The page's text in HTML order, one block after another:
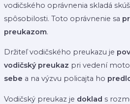
vodičského oprávnenia skladá
spôsobilosti. Toto oprávnenie sa
preukazom.
Držiteľ vodičského preukazu je
vodičský preukaz pri vedení
sebe a na výzvu policajta ho
Vodičský preukaz je doklad s